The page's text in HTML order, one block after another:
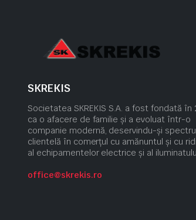
SKREKIS
Societatea SKREKIS S.A. a fost fondată în
ca o afacere de familie și a evoluat într-o
companie modernă, deservindu-și
clientelă în comerțul cu amănuntul și cu
al echipamentelor electrice și al
office@skrekis.ro